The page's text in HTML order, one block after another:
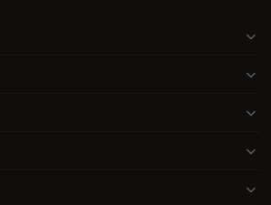
の耐荷重はどのくらいが理想？
器も多いため、耐荷重を確認することが重
品が豊富。信頼性の高い製品選びができま
も安心して音楽に浸ることができます。
テリアの一部としても重要。部屋の雰囲気
足度の高い空間を実現します。
ス